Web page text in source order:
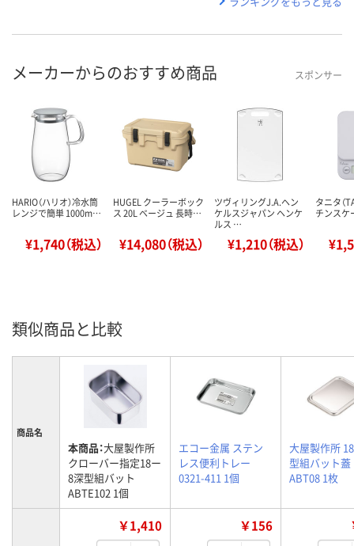
メーカーからのおすすめ商品 スポンサー
HARIO（ハリオ）冷水筒
レンジで簡単 1000m…
¥1,740（税込）
HUGEL クーラーボック
ス 20L ベージュ 長時…
¥14,080（税込）
ツヴィリングJ.A.ヘン
ケルスジャパン ヘンケ
ルス …
¥1,210（税込）
タニタ（
チンス
類似商品と比較
商品名
本商品：大屋製作所
クローバー指定18ー
8深型組バット
ABTE102 1個
エコー金属 ステン
レス便利トレー
0321-411 1個
大屋製作所
型組バット蓋
ABT08 1枚
￥1,410 ￥156